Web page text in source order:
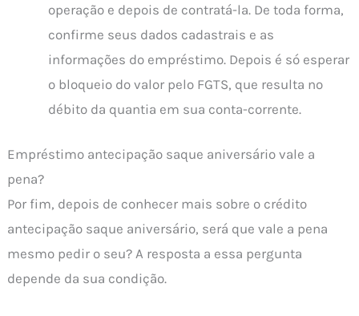
operação e depois de contratá-la. De toda forma,
confirme seus dados cadastrais e as
informações do empréstimo. Depois é só esperar
o bloqueio do valor pelo FGTS, que resulta no
débito da quantia em sua conta-corrente.
Empréstimo antecipação saque aniversário vale a
pena?
Por fim, depois de conhecer mais sobre o crédito
antecipação saque aniversário, será que vale a pena
mesmo pedir o seu? A resposta a essa pergunta
depende da sua condição.